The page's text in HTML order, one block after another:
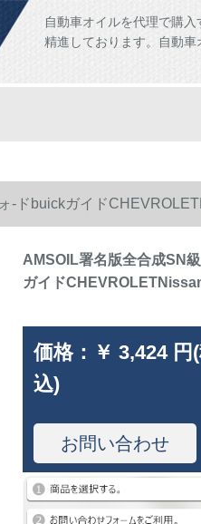
自動車オイルを代理で購
精進しております。自動車
-ドbuickガイド
AMSOIL署名版全合成SN
ガイド
価格： ￥ 3,424 円
込)
お問い合わせ